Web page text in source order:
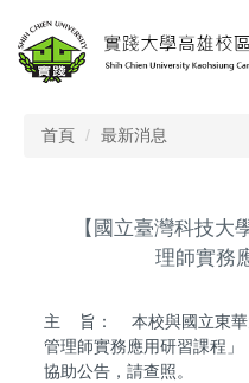
到
主
首頁 最新消息
【國立臺灣科技大
理師實務
主 旨： 本校與國立東華
管理師實務應用研習課程
協助公告，請查照。